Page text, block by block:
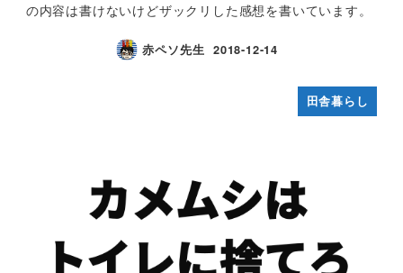
の内容は書けないけどザックリした感想を書いています。
赤ペソ先生 2018-12-14
田舎暮らし